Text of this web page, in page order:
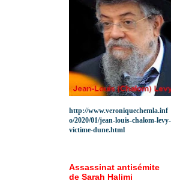
http://www.veroniquechemla.inf
o/2020/01/jean-louis-chalom-levy-
victime-dune.html
Assassinat antisémite
de Sarah Halimi